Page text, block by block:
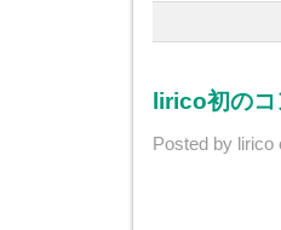
lirico初の
Posted by lirico